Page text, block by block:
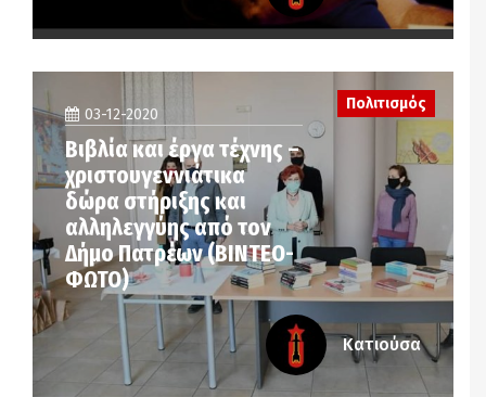
03-12-2020
Βιβλία και έργα τέχνης –
χριστουγεννιάτικα
δώρα στήριξης και
αλληλεγγύης από τον
Δήμο Πατρέων (ΒΙΝΤΕΟ-
ΦΩΤΟ)
Πολιτισμός
Κατιούσα